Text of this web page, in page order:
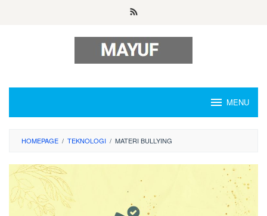
MENU
HOMEPAGE / TEKNOLOGI / MATERI BULLYING